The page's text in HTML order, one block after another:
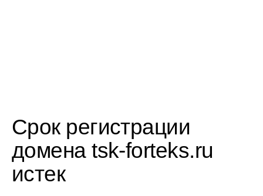
Срок регистрации
домена tsk-forteks.ru
истек